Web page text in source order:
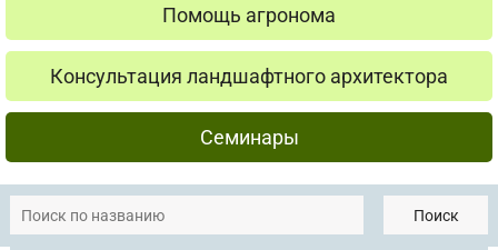
Помощь агронома
Консультация ландшафтного архитектора
Семинары
Поиск